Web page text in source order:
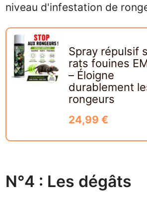
niveau d'infestation de
Spray répulsif
rats fouines
– Éloigne
durablement
rongeurs
24,99 €
N°4 : Les dégâts